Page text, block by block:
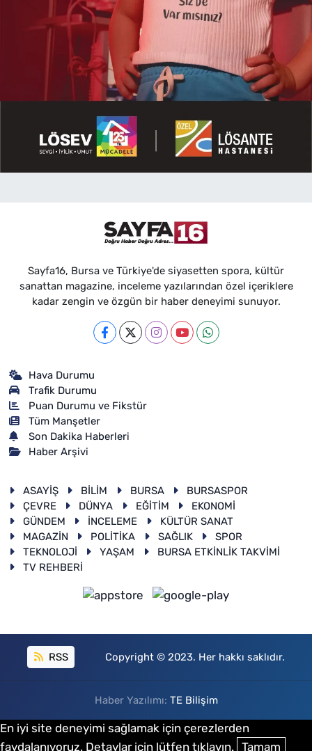
Sayfa16, Bursa ve Türkiye'de siyasetten spora, kültür
sanattan magazine, inceleme yazılarından özel içeriklere
kadar zengin ve özgün bir haber deneyimi sunuyor.
Hava Durumu
Trafik Durumu
Puan Durumu ve Fikstür
Tüm Manşetler
Son Dakika Haberleri
Haber Arşivi
ASAYİŞ BİLİM BURSA
BURSASPOR
ÇEVRE
DÜNYA EĞİTİM
EKONOMİ
GÜNDEM
İNCELEME
KÜLTÜR SANAT
MAGAZİN
POLİTİKA SAĞLIK
SPOR
TEKNOLOJİ
YAŞAM
BURSA ETKİNLİK TAKVİMİ
TV REHBERİ
RSS Copyright © 2023. Her hakkı saklıdır.
Haber Yazılımı: TE Bilişim
En iyi site deneyimi sağlamak için çerezlerden
faydalanıyoruz. Detaylar için lütfen tıklayın. Tamam